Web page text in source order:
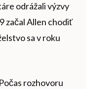
odrážali výzvy
začal Allen chodiť
sa v roku
rozhovoru